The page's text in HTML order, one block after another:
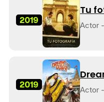
2019
Tu
Actor
2019 Actor